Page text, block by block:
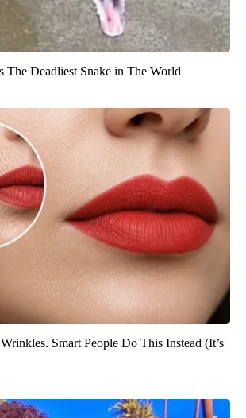
The Deadliest Snake in The World
Smart People Do This Instead (It’s